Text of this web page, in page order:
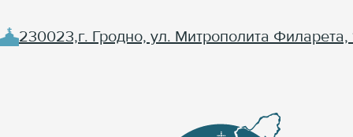
230023,г. Гродно, ул. Митрополита Филарета,